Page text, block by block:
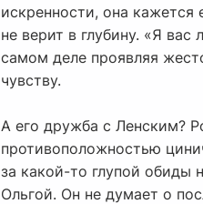
искренности, она
не верит в глубину. «Я
самом деле проявляя
чувству.
А его дружба с Ленским?
противоположностью
за какой-то глупой обиды
Ольгой. Он не думает о